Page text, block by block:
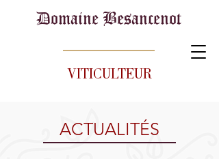
Domaine Besancenot
VITICULTEUR
ACTUALITÉS